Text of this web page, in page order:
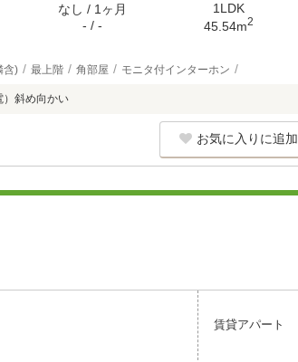
なし / 1ヶ月
- / -
1LDK
45.54m2
含) 最上階 角部屋 モニタ付インターホン
）斜め向かい
お気に入りに追加
賃貸アパート